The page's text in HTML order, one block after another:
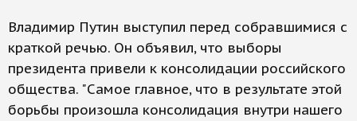
Владимир Путин выступил перед собравшимися с
краткой речью. Он объявил, что выборы
президента привели к консолидации российского
общества. "Самое главное, что в результате этой
борьбы произошла консолидация внутри нашего